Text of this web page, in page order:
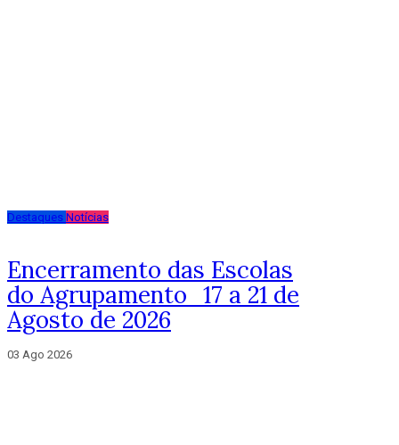
Destaques Notícias
Encerramento das Escolas
do Agrupamento_17 a 21 de
Agosto de 2026
03 Ago 2026